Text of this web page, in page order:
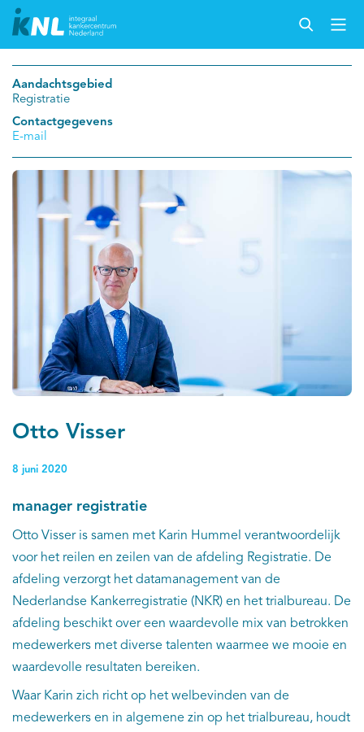
Otto Visser
8 juni 2020
manager registratie
Otto Visser is samen met Karin Hummel verantwoordelijk
voor het reilen en zeilen van de afdeling Registratie. De
afdeling verzorgt het datamanagement van de
Nederlandse Kankerregistratie (NKR) en het trialbureau. De
afdeling beschikt over een waardevolle mix van betrokken
medewerkers met diverse talenten waarmee we mooie en
waardevolle resultaten bereiken.
Waar Karin zich richt op het welbevinden van de
medewerkers en in algemene zin op het trialbureau, houdt
Aandachtsgebied
Registratie
Contactgegevens
E-mail